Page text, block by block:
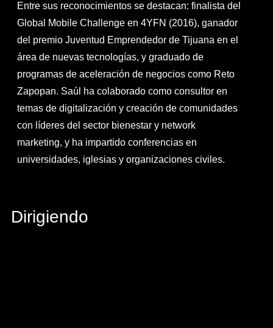
Entre sus reconocimientos se destacan: finalista del
Global Mobile Challenge en 4YFN (2016), ganador
del premio Juventud Emprendedor de Tijuana en el
área de nuevas tecnologías, y graduado de
programas de aceleración de negocios como Reto
Zapopan. Saúl ha colaborado como consultor en
temas de digitalización y creación de comunidades
con líderes del sector bienestar y network
marketing, y ha impartido conferencias en
universidades, iglesias y organizaciones civiles.
Dirigiendo